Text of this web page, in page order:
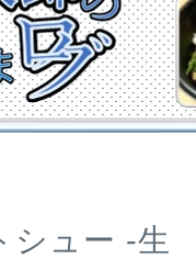
シュー -生